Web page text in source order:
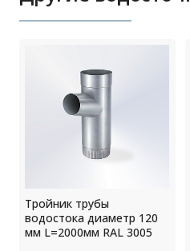
Тройник трубы
водостока диаметр 120
мм L=2000мм RAL 3005